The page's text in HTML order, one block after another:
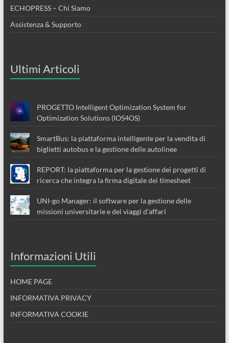
ECHOPRESS – Chi Siamo
Assistenza & Supporto
Ultimi Articoli
PROGETTO Intelligent Optimization System for
Optimization Solutions (IOS4OS)
SmartBus: la piattaforma intelligente per la vendita di
biglietti autobus e la gestione delle autolinee
REPORT: la piattaforma per la gestione dei progetti di
ricerca che integra la firma digitale dei timesheet
UNI-go Manager: il software per la gestione delle
missioni universitarie e dei viaggi d’affari
Informazioni Utili
HOME PAGE
INFORMATIVA PRIVACY
INFORMATIVA COOKIE